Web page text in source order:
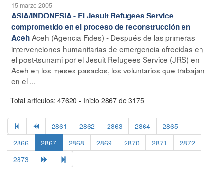
15 marzo 2005
ASIA/INDONESIA - El Jesuit Refugees Service
comprometido en el proceso de reconstrucción en
AcehAceh (Agencia Fides) - Después de las primeras
intervenciones humanitarias de emergencia ofrecidas en
el post-tsunami por el Jesuit Refugees Service (JRS) en
Aceh en los meses pasados, los voluntarios que trabajan
en el ...
Total artículos: 47620 - Inicio 2867 de 3175
2861 2862 2863 2864
2865
2866
2867 2868 2869 2870 2871
2872
2873